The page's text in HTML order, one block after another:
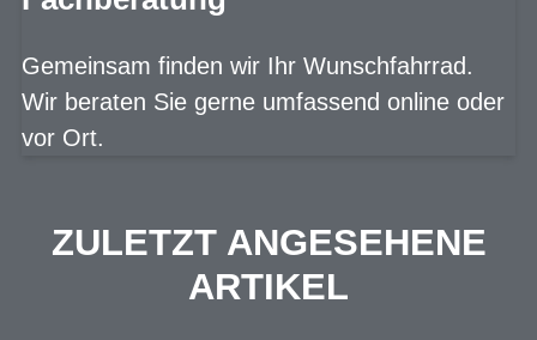
Gemeinsam finden wir Ihr Wunschfahrrad.
Wir beraten Sie gerne umfassend online oder
vor Ort.
ZULETZT ANGESEHENE
ARTIKEL